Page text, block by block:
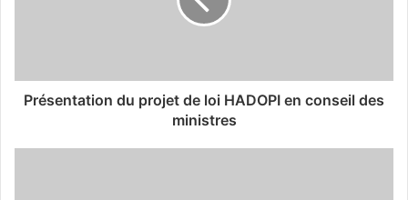
Présentation du projet de loi HADOPI en conseil des
ministres